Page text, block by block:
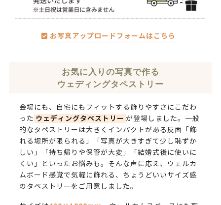
お写真アップロードフォームはこちら
お気に入りの写真で作る
ウェディングタペストリー
会場にも、自宅にもフィットする飾りやすさにこだわ
った ウェディングタペストリー が登場しました。一般
的なタペストリーは大きくインパクトがある反面「飾
れる場所が限られる」「写真が大きすぎて少し恥ずか
しい」「持ち帰りや保管が大変」「結婚式後に使いに
くい」といったお悩みも。そんな声に応え、ウェルカ
ムボード感覚で気軽に飾れる、ちょうどいいサイズ感
のタペストリーをご用意しました。